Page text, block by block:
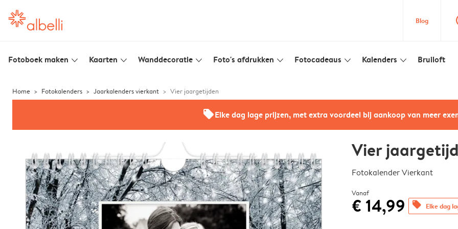
Blog
Fotoboek maken slim_arrow_down Kaarten slim_arrow_down Wanddecoratie slim_arrow_down Foto's afdrukken slim_arrow_down Fotocadeaus slim_arrow_down Kalenders slim_arrow_down Bruiloft
Home Fotokalenders Jaarkalenders vierkant Vier jaargetijden
offersElke dag lage prijzen, met extra voordeel bij aankoop van meer
Vier
Fotokalender Vierkant
Vanaf
€ 14,99 offers Elke dag